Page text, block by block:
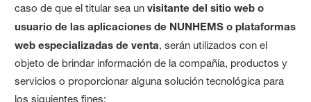
caso de que el titular sea un visitante del sitio web o
usuario de las aplicaciones de NUNHEMS o plataformas
web especializadas de venta, serán utilizados con el
objeto de brindar información de la compañía, productos y
servicios o proporcionar alguna solución tecnológica para
los siguientes fines: